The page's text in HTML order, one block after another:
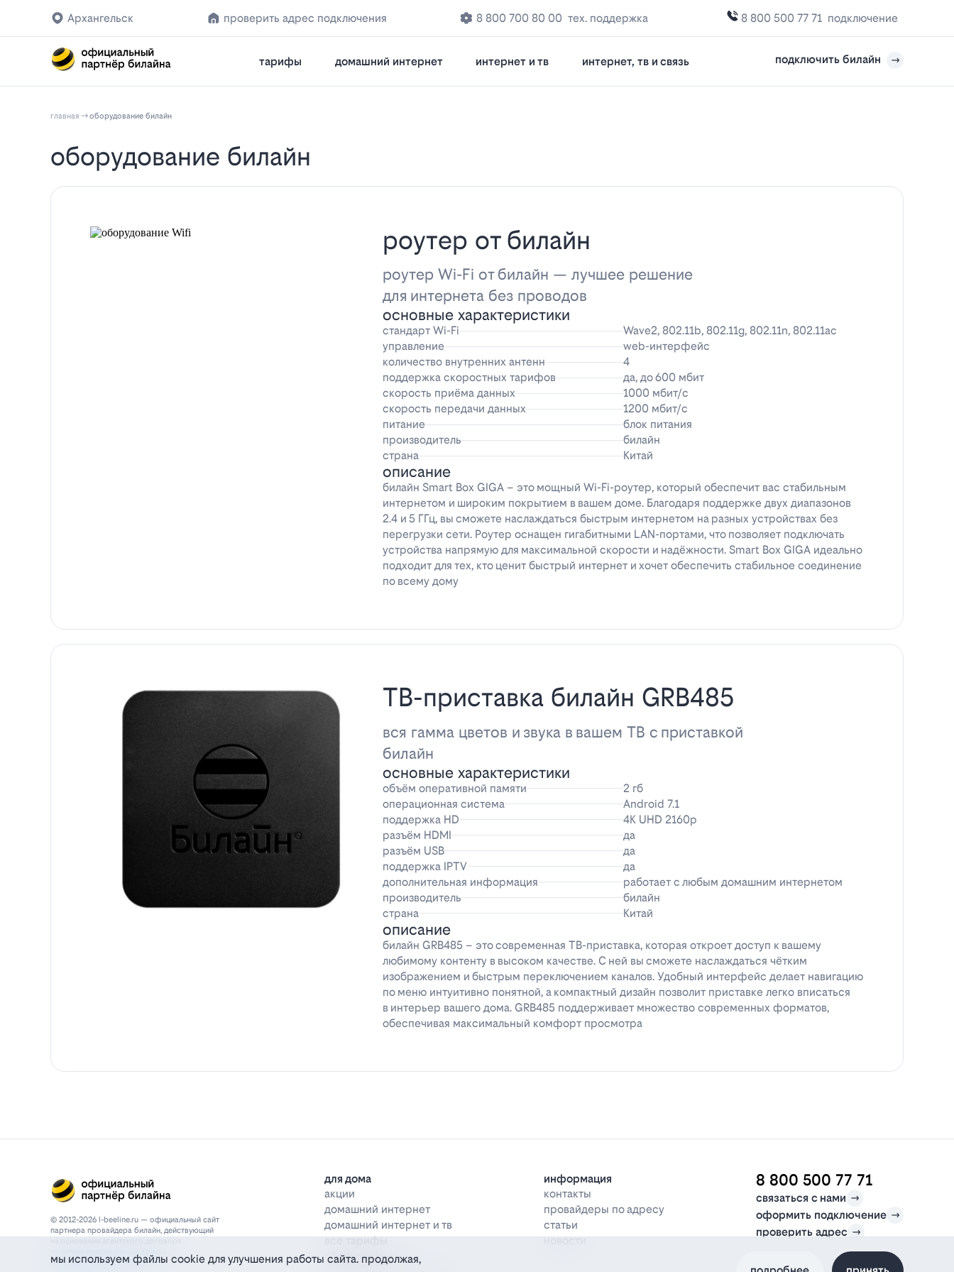
Архангельск проверить адрес подключения 8 800 700 80 00 тех. поддержка 8 800 500 77 71 подключение
тарифы домашний интернет интернет и тв интернет, тв и связь подключить билайн
главная оборудование билайн
оборудование билайн
роутер от билайн
роутер Wi-Fi от билайн — лучшее решение
для интернета без проводов
основные характеристики
стандарт Wi-Fi
Wave2, 802.11b, 802.11g, 802.11n, 802.11ac
управление
web-интерфейс
количество внутренних антенн
4
поддержка скоростных тарифов
да, до 600 мбит
скорость приёма данных
1000 мбит/с
скорость передачи данных
1200 мбит/с
питание
блок питания
производитель
билайн
страна
Китай
описание
билайн Smart Box GIGA – это мощный Wi-Fi-роутер, который обеспечит вас стабильным
интернетом и широким покрытием в вашем доме. Благодаря поддержке двух диапазонов
2.4 и 5 ГГц, вы сможете наслаждаться быстрым интернетом на разных устройствах без
перегрузки сети. Роутер оснащен гигабитными LAN-портами, что позволяет подключать
устройства напрямую для максимальной скорости и надёжности. Smart Box GIGA идеально
подходит для тех, кто ценит быстрый интернет и хочет обеспечить стабильное соединение
по всему дому
ТВ-приставка билайн GRB485
вся гамма цветов и звука в вашем ТВ с приставкой
билайн
основные характеристики
объём оперативной памяти
2 гб
операционная система
Android 7.1
поддержка HD
4K UHD 2160p
разъём HDMI
да
разъём USB
да
поддержка IPTV
да
дополнительная информация
работает с любым домашним интернетом
производитель
билайн
страна
Китай
описание
билайн GRB485 – это современная ТВ-приставка, которая откроет доступ к вашему
любимому контенту в высоком качестве. С ней вы сможете наслаждаться чётким
изображением и быстрым переключением каналов. Удобный интерфейс делает навигацию
по меню интуитивно понятной, а компактный дизайн позволит приставке легко вписаться
в интерьер вашего дома. GRB485 поддерживает множество современных форматов,
обеспечивая максимальный комфорт просмотра
© 2012-2026 l-beeline.ru — официальный сайт
партнера провайдера билайн, действующий
политика конфиденциальности
для дома
акции
домашний интернет
домашний интернет и тв
все тарифы
оборудование
информация
контакты
провайдеры по адресу
статьи
новости
8 800 500 77 71
связаться с нами
оформить подключение
проверить адрес
мы используем файлы cookie для улучшения работы сайта. продолжая,